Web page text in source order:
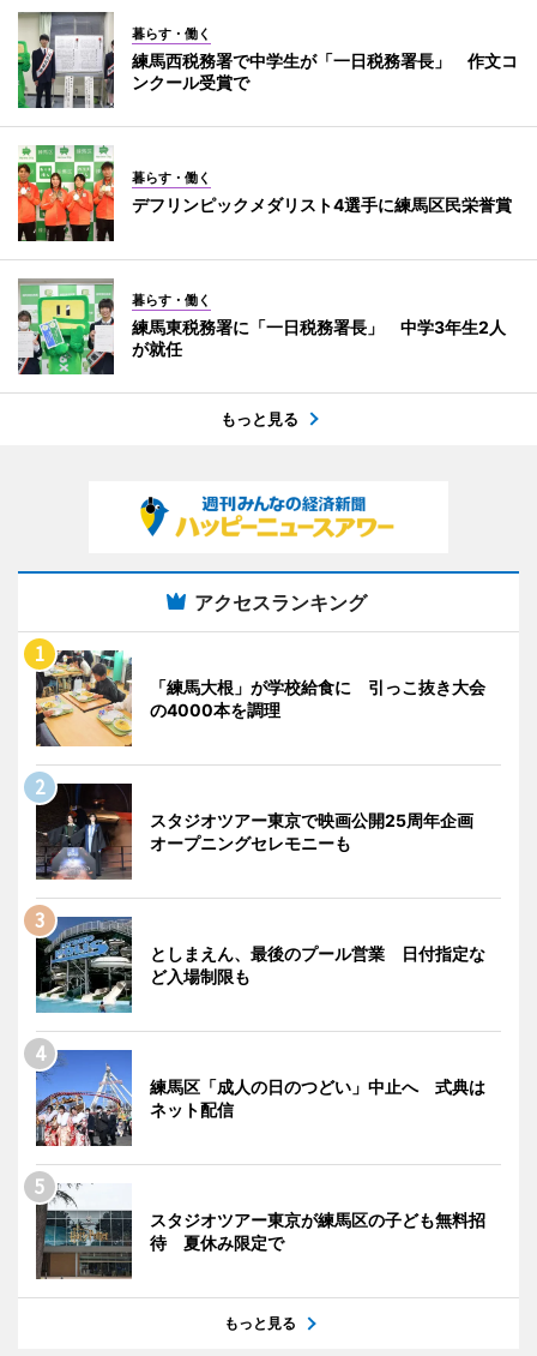
暮らす・働く
練馬西税務署で中学生が「一日税務署長」 作文コ
ンクール受賞で
暮らす・働く
デフリンピックメダリスト4選手に練馬区民栄誉賞
暮らす・働く
練馬東税務署に「一日税務署長」 中学3年生2人
が就任
もっと見る
アクセスランキング
「練馬大根」が学校給食に 引っこ抜き大会
の4000本を調理
スタジオツアー東京で映画公開25周年企画
オープニングセレモニーも
としまえん、最後のプール営業 日付指定な
ど入場制限も
練馬区「成人の日のつどい」中止へ 式典は
ネット配信
スタジオツアー東京が練馬区の子ども無料招
待 夏休み限定で
もっと見る